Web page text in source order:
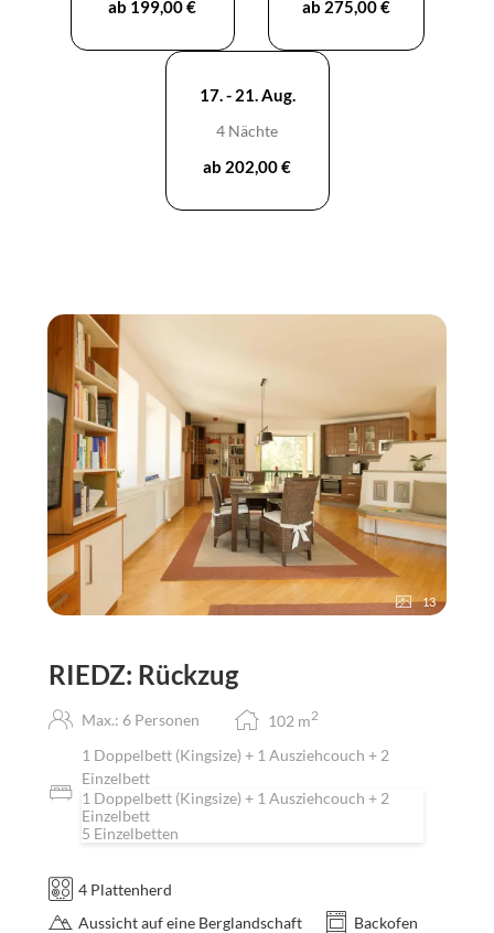
ab 199,00 € ab 275,00 €
17. - 21. Aug.
4 Nächte
ab 202,00 €
13
RIEDZ: Rückzug
Max.: 6 Personen 102 m2
1 Doppelbett (Kingsize) + 1 Ausziehcouch + 2
Einzelbett
1 Doppelbett (Kingsize) + 1 Ausziehcouch + 2
Einzelbett
5 Einzelbetten
4 Plattenherd
Aussicht auf eine Berglandschaft
Backofen